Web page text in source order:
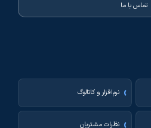
تماس با ما
نرم‌افزار و کاتالوگ
نظرات مشتریان